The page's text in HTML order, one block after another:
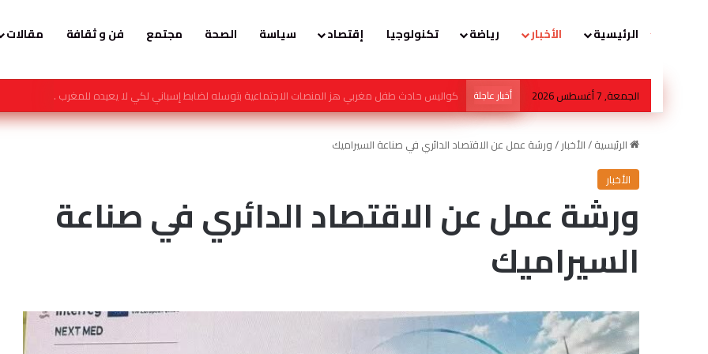
الرئيسية الأخبار رياضة تكنولوجيا إقتصاد سياسة الصحة مجتمع فن و ثقافة مقالات
الجمعة, 7 أغسطس 2026 أخبار عاجلة سفارة سلطنة عمان بالقاهرة تشارك في أعمال المؤتمر الدولي لـ مكافحة التمييز ضد الإسلام والمسلمين
الرئيسية/الأخبار/ورشة عمل عن الاقتصاد الدائري في صناعة السيراميك
الأخبار
ورشة عمل عن الاقتصاد الدائري في صناعة
السيراميك